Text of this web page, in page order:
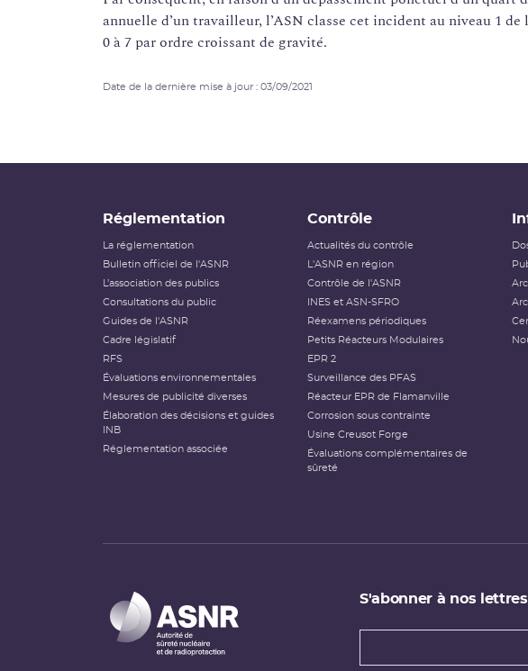
annuelle d’un travailleur, l’ASN classe cet incident au niveau 1 de
0 à 7 par ordre croissant de gravité.
Date de la dernière mise à jour : 03/09/2021
Réglementation
La réglementation
Bulletin officiel de l'ASNR
L’association des publics
Consultations du public
Guides de l'ASNR
Cadre législatif
RFS
Évaluations environnementales
Mesures de publicité diverses
Élaboration des décisions et guides
INB
Réglementation associée
Contrôle
Actualités du contrôle
L'ASNR en région
Contrôle de l'ASNR
INES et ASN-SFRO
Réexamens périodiques
Petits Réacteurs Modulaires
EPR 2
Surveillance des PFAS
Réacteur EPR de Flamanville
Corrosion sous contrainte
Usine Creusot Forge
Évaluations complémentaires de
sûreté
S'abonner à nos
Types de